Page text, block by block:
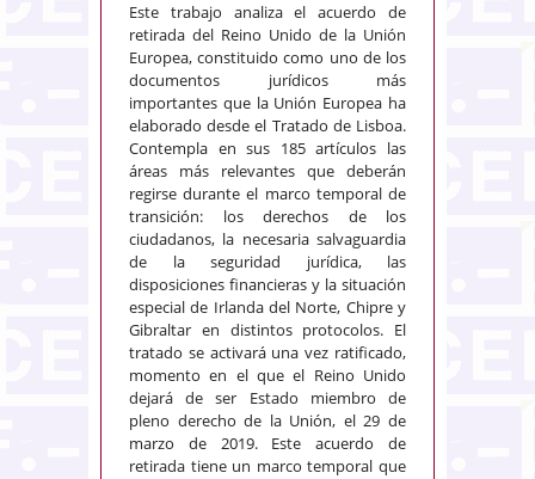
Este trabajo analiza el acuerdo de
retirada del Reino Unido de la Unión
Europea, constituido como uno de los
documentos jurídicos más
importantes que la Unión Europea ha
elaborado desde el Tratado de Lisboa.
Contempla en sus 185 artículos las
áreas más relevantes que deberán
regirse durante el marco temporal de
transición: los derechos de los
ciudadanos, la necesaria salvaguardia
de la seguridad jurídica, las
disposiciones financieras y la situación
especial de Irlanda del Norte, Chipre y
Gibraltar en distintos protocolos. El
tratado se activará una vez ratificado,
momento en el que el Reino Unido
dejará de ser Estado miembro de
pleno derecho de la Unión, el 29 de
marzo de 2019. Este acuerdo de
retirada tiene un marco temporal que